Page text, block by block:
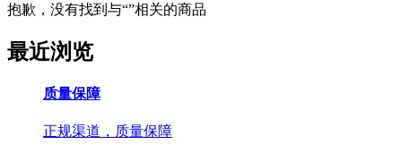
抱歉，没有找到与“”相关的商品
最近浏览
质量保障
正规渠道，质量保障